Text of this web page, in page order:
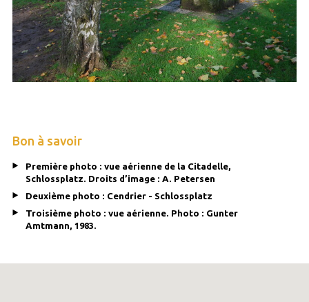
Bon à savoir
Première photo : vue aérienne de la Citadelle,
Schlossplatz. Droits d’image : A. Petersen
Deuxième photo : Cendrier - Schlossplatz
Troisième photo : vue aérienne. Photo : Gunter
Amtmann, 1983.